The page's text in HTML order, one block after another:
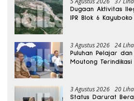
Dugaan Aktivitas
IPR Blok 6
3 Agustus 2026 24
Puluhan Pelajar
Moutong
3 Agustus 2026 20
Status Darurat